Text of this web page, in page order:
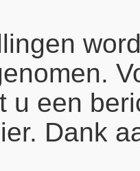
u een
Dank